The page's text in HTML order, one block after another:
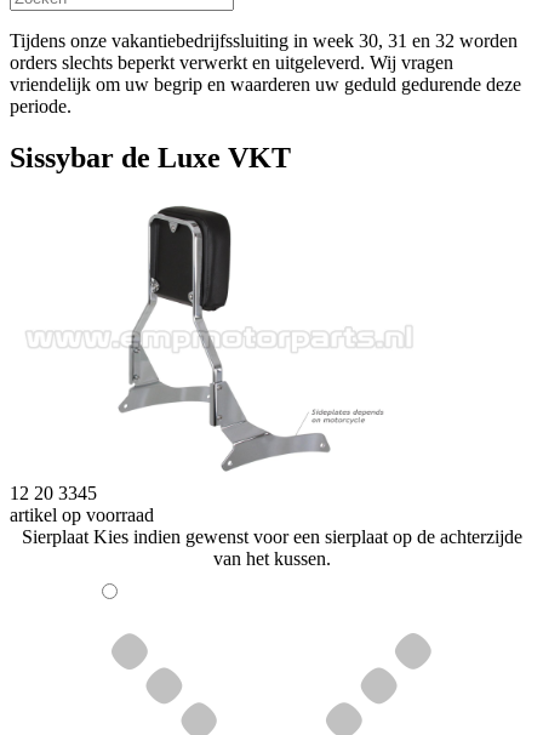
Tijdens onze vakantiebedrijfssluiting in week 30, 31 en 32 worden
orders slechts beperkt verwerkt en uitgeleverd. Wij vragen
vriendelijk om uw begrip en waarderen uw geduld gedurende deze
periode.
Sissybar de Luxe VKT
12 20 3345
artikel op voorraad
Sierplaat Kies indien gewenst voor een sierplaat op de achterzijde
van het kussen.